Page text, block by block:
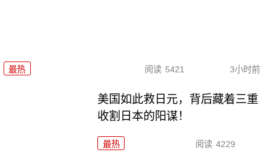
最热 阅读 5421 3小时前
美国如此救日元，背后藏着三重
收割日本的阳谋！
最热 阅读 4229